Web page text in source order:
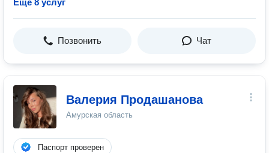
Ещё 8 услуг
Позвонить Чат
Валерия Продашанова
Амурская область
Паспорт проверен